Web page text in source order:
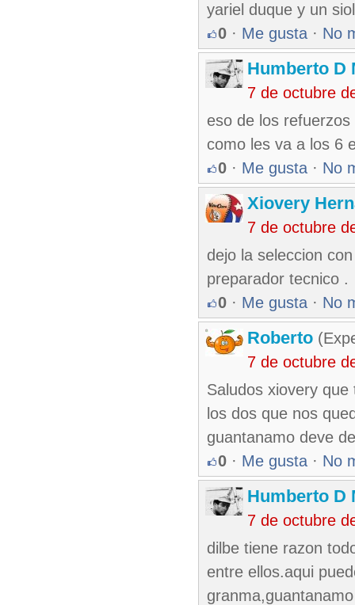
yariel duque y un
0 · Me gusta · No
Humberto D
7 de octubre
eso de los
como les va a los 6
0 · Me gusta · No
Xiovery
7 de octubre
dejo la seleccion
preparador tecnico .
0 · Me gusta · No
Roberto
7 de octubre
Saludos xiovery
los dos que nos
guantanamo deve
0 · Me gusta · No
Humberto D
7 de octubre
dilbe tiene razon
entre ellos.aqui